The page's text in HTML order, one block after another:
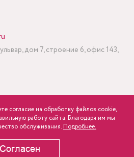
заказ ткани от 3 метров
В КОРЗИНУ
дом 7, строение 6, офис 143,
1995-2026 SEWKIT.RU
НА НОВОСТИ
согласие на обработку файлов cookie,
работу сайта. Благодаря им мы
обслуживания. Подробнее.
Согласен